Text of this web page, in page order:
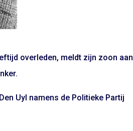
overleden, meldt zijn zoon aan
Uyl namens de Politieke Partij